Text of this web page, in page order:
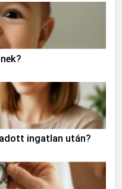
ingatlan után?